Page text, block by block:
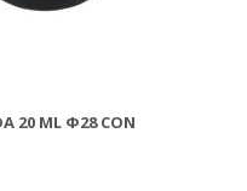
20 ML Φ28 CON